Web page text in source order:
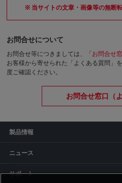
当サイトの文章・画像等の無断
お問合せについて
お問合せ等につきましては、「お問合せ
お客様から寄せられた「よくある質問」
度ご確認ください。
お問合せ窓口（
製品情報
ニュース
サポート